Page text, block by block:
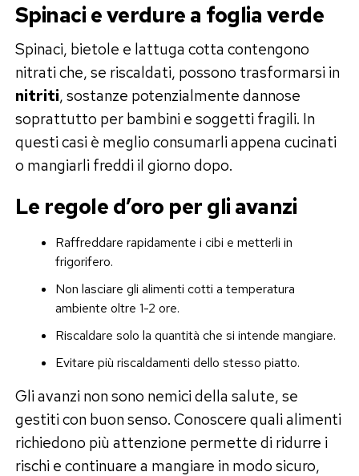
Spinaci e verdure a foglia verde
Spinaci, bietole e lattuga cotta contengono
nitrati che, se riscaldati, possono trasformarsi in
nitriti, sostanze potenzialmente dannose
soprattutto per bambini e soggetti fragili. In
questi casi è meglio consumarli appena cucinati
o mangiarli freddi il giorno dopo.
Le regole d’oro per gli avanzi
Raffreddare rapidamente i cibi e metterli in
frigorifero.
Non lasciare gli alimenti cotti a temperatura
ambiente oltre 1-2 ore.
Riscaldare solo la quantità che si intende mangiare.
Evitare più riscaldamenti dello stesso piatto.
Gli avanzi non sono nemici della salute, se
gestiti con buon senso. Conoscere quali alimenti
richiedono più attenzione permette di ridurre i
rischi e continuare a mangiare in modo sicuro,